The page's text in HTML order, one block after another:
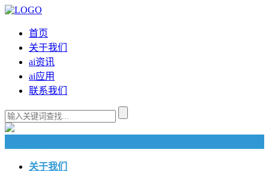
首页
关于我们
ai资讯
ai应用
联系我们
关于我们